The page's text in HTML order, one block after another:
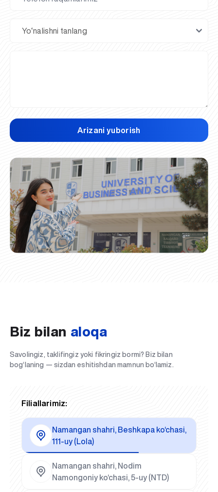
Arizani yuborish
Biz bilan aloqa
Savolingiz, taklifingiz yoki fikringiz bormi? Biz bilan
bog‘laning — sizdan eshitishdan mamnun bo‘lamiz.
Filiallarimiz:
Namangan shahri, Beshkapa ko‘chasi,
111-uy (Lola)
Namangan shahri, Nodim
Namongoniy ko‘chasi, 5-uy (NTD)